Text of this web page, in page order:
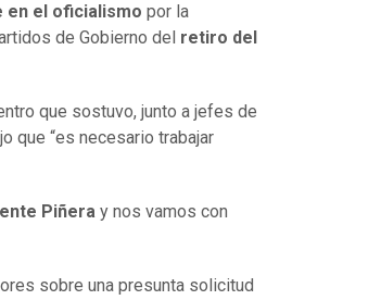
en el oficialismo por la
de Gobierno del retiro del
que sostuvo, junto a jefes de
que “es necesario trabajar
Piñera y nos vamos con
sobre una presunta solicitud